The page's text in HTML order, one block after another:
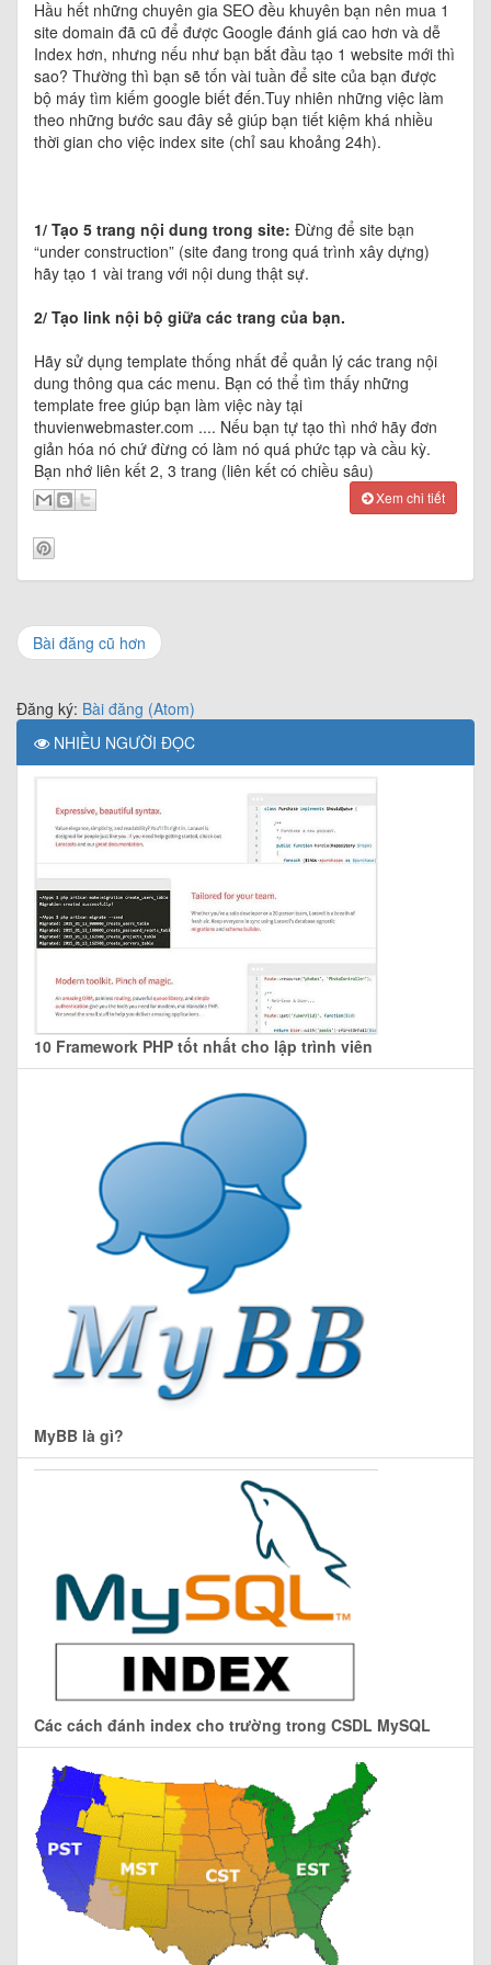
Hầu hết những chuyên gia SEO đều khuyên bạn nên mua 1
site domain đã cũ để được Google đánh giá cao hơn và dễ
Index hơn, nhưng nếu như bạn bắt đầu tạo 1 website mới thì
sao? Thường thì bạn sẽ tốn vài tuần để site của bạn được
bộ máy tìm kiếm google biết đến.Tuy nhiên những việc làm
theo những bước sau đây sẻ giúp bạn tiết kiệm khá nhiều
thời gian cho việc index site (chỉ sau khoảng 24h).
1/ Tạo 5 trang nội dung trong site: Đừng để site bạn
“under construction” (site đang trong quá trình xây dựng)
hãy tạo 1 vài trang với nội dung thật sự.
2/ Tạo link nội bộ giữa các trang của bạn.
Hãy sử dụng template thống nhất để quản lý các trang nội
dung thông qua các menu. Bạn có thể tìm thấy những
template free giúp bạn làm việc này tại
thuvienwebmaster.com .... Nếu bạn tự tạo thì nhớ hãy đơn
giản hóa nó chứ đừng có làm nó quá phức tạp và cầu kỳ.
Bạn nhớ liên kết 2, 3 trang (liên kết có chiều sâu)
Xem chi tiết
Bài đăng cũ hơn
Đăng ký: Bài đăng (Atom)
NHIỀU NGƯỜI ĐỌC
10 Framework PHP tốt nhất cho lập trình viên
MyBB là gì?
Các cách đánh index cho trường trong CSDL MySQL